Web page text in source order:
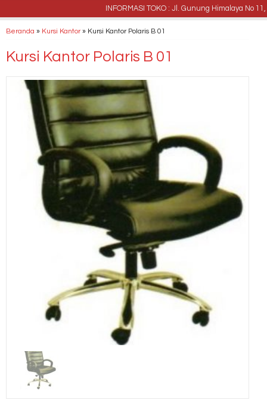
INFORMASI TOKO : Jl. Gunung Himalaya No 11,
Beranda » Kursi Kantor» Kursi Kantor Polaris B 01
Kursi Kantor Polaris B 01